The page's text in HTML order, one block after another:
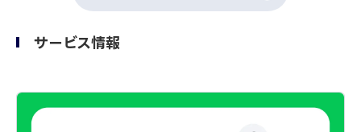
サービス情報